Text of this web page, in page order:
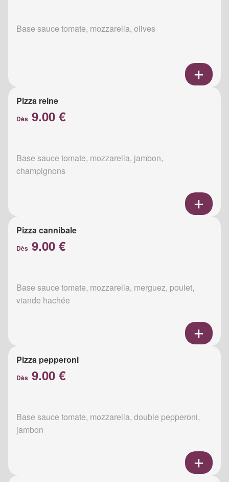
Base sauce tomate, mozzarella, olives
Pizza reine
Dès 9.00 €
Base sauce tomate, mozzarella, jambon,
champignons
Pizza cannibale
Dès 9.00 €
Base sauce tomate, mozzarella, merguez, poulet,
viande hachée
Pizza pepperoni
Dès 9.00 €
Base sauce tomate, mozzarella, double pepperoni,
jambon